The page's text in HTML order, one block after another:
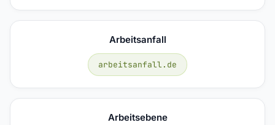
Arbeitsanfall
arbeitsanfall.de
Arbeitsebene